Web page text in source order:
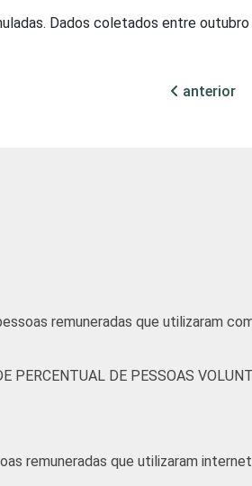
Dados coletados entre
anterior
remuneradas que utilizaram
PERCENTUAL DE PESSOAS
remuneradas que utilizaram